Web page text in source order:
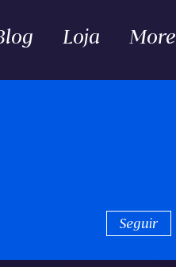
Loja More
Seguir